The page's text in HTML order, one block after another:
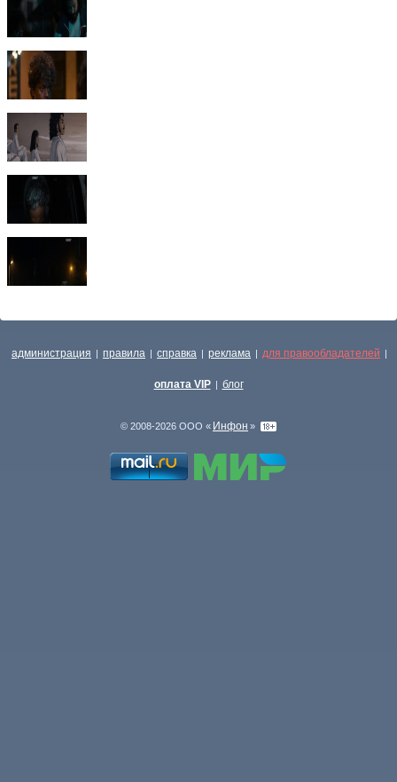
администрация | правила | справка | реклама | для правообладателей |
оплата VIP | блог
© 2008-2026 ООО « Инфон »